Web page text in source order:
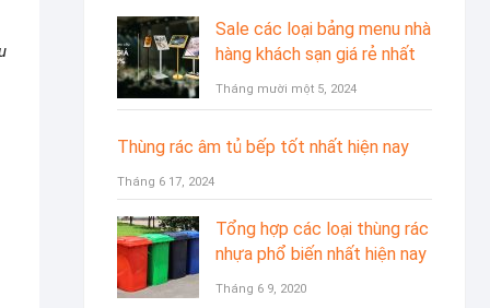
Sale các loại bảng menu nhà
hàng khách sạn giá rẻ nhất
Tháng mười một 5, 2024
Thùng rác âm tủ bếp tốt nhất hiện nay
Tháng 6 17, 2024
Tổng hợp các loại thùng rác
nhựa phổ biến nhất hiện nay
Tháng 6 9, 2020